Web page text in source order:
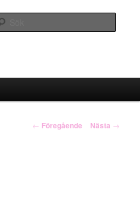
Inläggsnavigering
← Föregående Nästa →